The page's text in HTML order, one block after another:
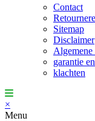
Contact
Sitemap
Disclaimer
Algemene
garantie
klachten
×
Menu